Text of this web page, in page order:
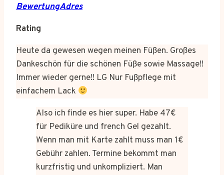
BewertungAdres
Rating
Heute da gewesen wegen meinen Füßen. Großes
Dankeschön für die schönen Füße sowie Massage!!
Immer wieder gerne!! LG Nur Fußpflege mit
einfachem Lack
Also ich finde es hier super. Habe 47€
für Pediküre und french Gel gezahlt.
Wenn man mit Karte zahlt muss man 1€
Gebühr zahlen. Termine bekommt man
kurzfristig und unkompliziert. Man